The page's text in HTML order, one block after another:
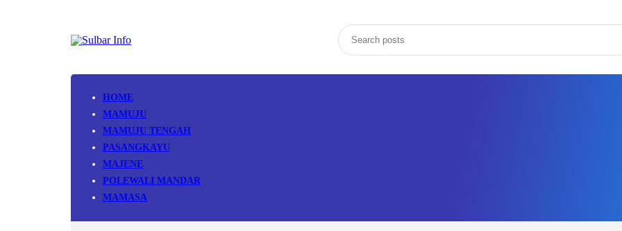
HOME
MAMUJU
MAMUJU TENGAH
PASANGKAYU
MAJENE
POLEWALI MANDAR
MAMASA